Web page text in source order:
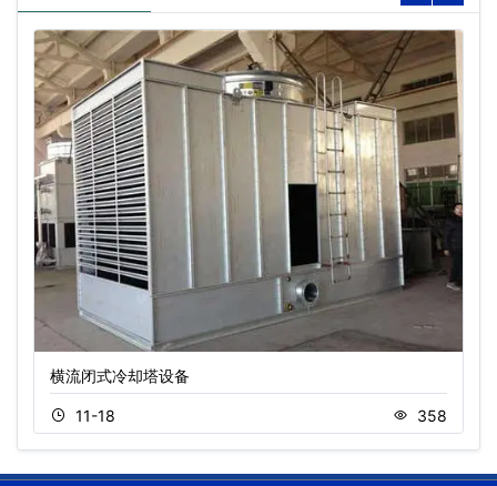
横流闭式冷却塔设备
11-18 358